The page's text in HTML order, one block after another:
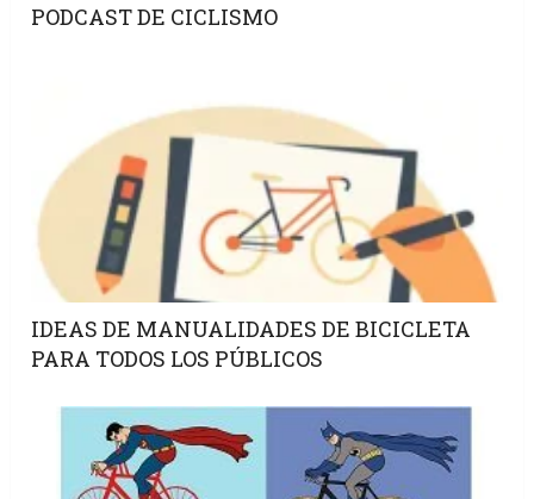
PODCAST DE CICLISMO
IDEAS DE MANUALIDADES DE BICICLETA
PARA TODOS LOS PÚBLICOS